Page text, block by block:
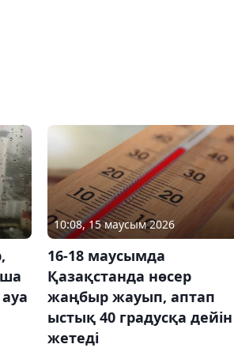
10:08, 15 маусым 2026
16-18 маусымда
Қазақстанда нөсер
жаңбыр жауып, аптап
ыстық 40 градусқа дейін
жетеді